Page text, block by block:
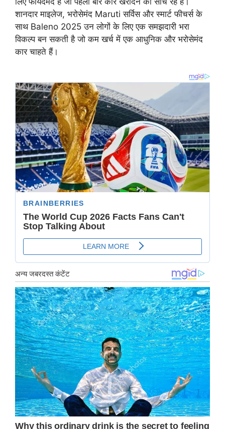
शानदार माइलेज, भरोसेमंद Maruti सर्विस और स्मार्ट फीचर्स के
साथ Baleno 2025 उन लोगों के लिए एक समझदारी भरा
विकल्प बन सकती है जो कम खर्च में एक आधुनिक और भरोसेमंद
कार चाहते हैं।